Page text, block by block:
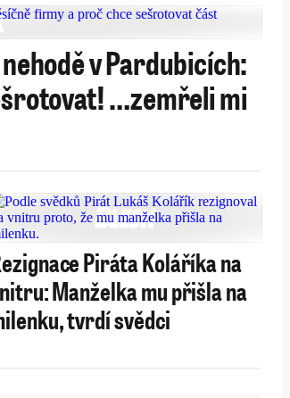
v Pardubicích:
…zemřeli mi
Piráta Koláříka na
Manželka mu přišla na
tvrdí svědci